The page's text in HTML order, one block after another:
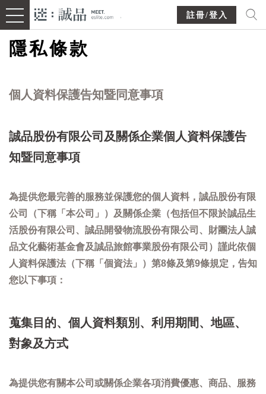
註冊/登入
隱私條款
個人資料保護告知暨同意事項
誠品股份有限公司及關係企業個人資料保護告
知暨同意事項
為提供您最完善的服務並保護您的個人資料，誠品股份有限
公司（下稱「本公司」）及關係企業（包括但不限於誠品生
活股份有限公司、誠品開發物流股份有限公司、財團法人誠
品文化藝術基金會及誠品旅館事業股份有限公司）謹此依個
人資料保護法（下稱「個資法」）第8條及第9條規定，告知
您以下事項：
蒐集目的、個人資料類別、利用期間、地區、
對象及方式
為提供您有關本公司或關係企業各項消費優惠、商品、服務